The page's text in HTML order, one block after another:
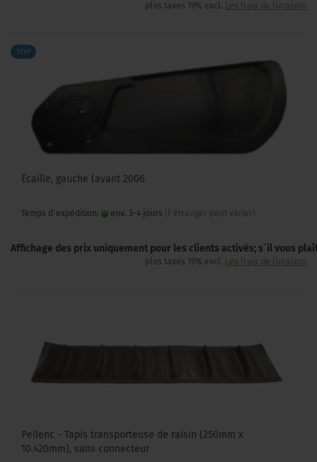
plus taxes 19% excl. Les frais de livraison
TOP
Écaille, gauche (avant 2006
Temps d`expédition: env. 3-4 jours (l`étranger peut varier)
Affichage des prix uniquement pour les clients activés; s`il vous
plus taxes 19% excl. Les frais de livraison
Pellenc - Tapis transporteuse de raisin (250mm x
10.420mm), sans connecteur